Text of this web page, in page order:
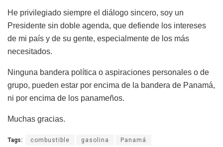
He privilegiado siempre el diálogo sincero, soy un
Presidente sin doble agenda, que defiende los intereses
de mi país y de su gente, especialmente de los más
necesitados.
Ninguna bandera política o aspiraciones personales o de
grupo, pueden estar por encima de la bandera de Panamá,
ni por encima de los panameños.
Muchas gracias.
Tags: combustible gasolina Panamá